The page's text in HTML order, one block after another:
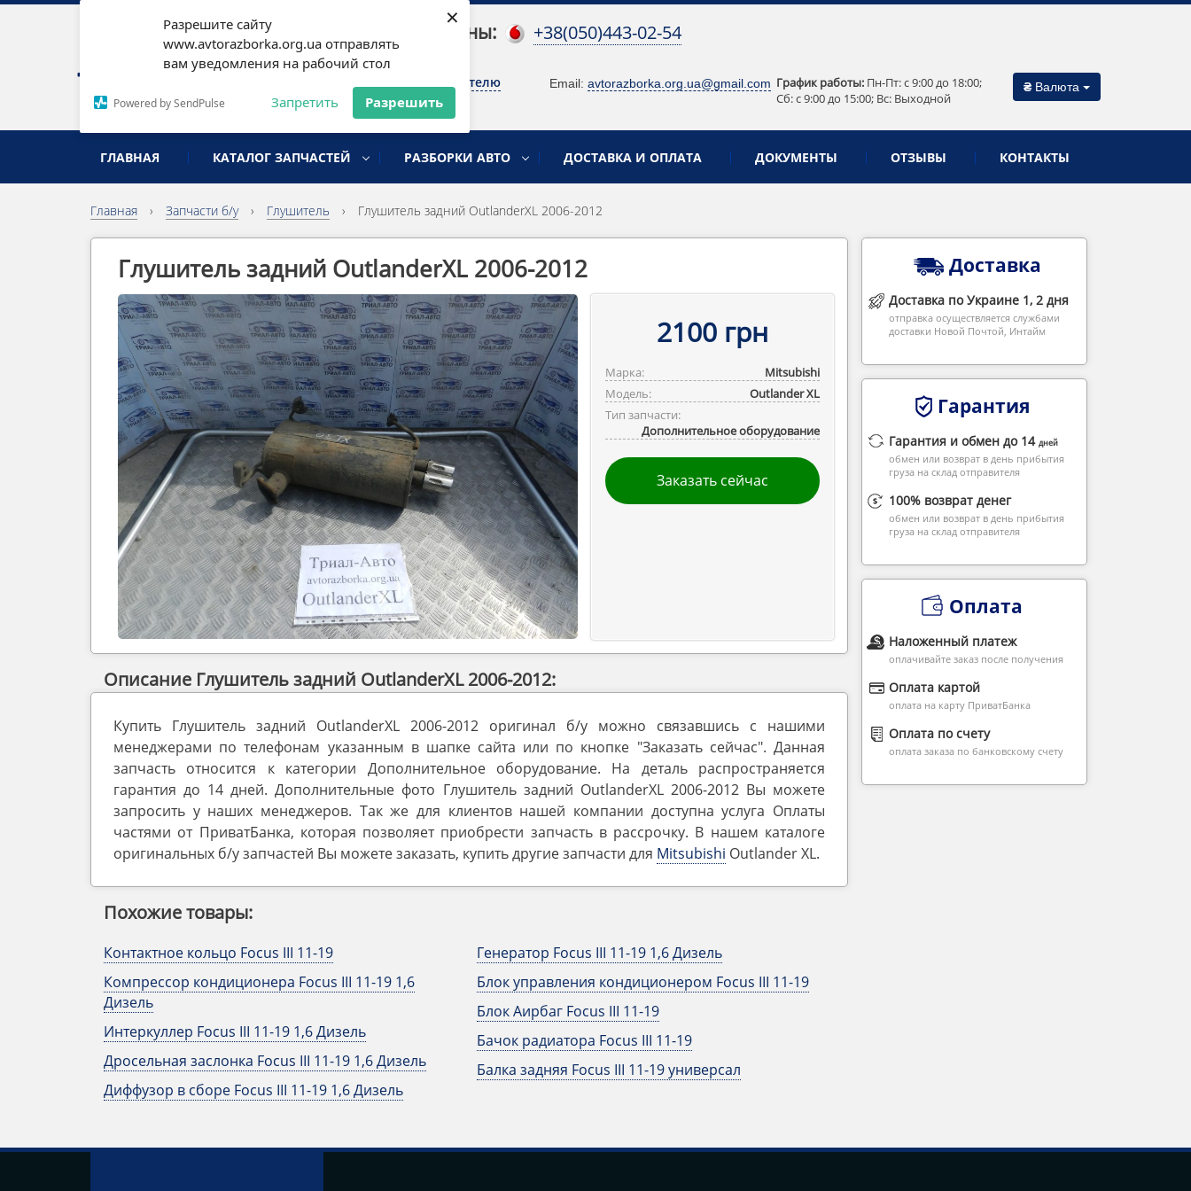
Разрешите сайту
www.avtorazborka.org.ua отправлять
вам уведомления на рабочий стол
Powered by SendPulse Запретить Разрешить
×
разборка иномарок
Наши телефоны: +38(050)443-02-54
Письмо руководителю Email: avtorazborka.org.ua@gmail.com График работы: Пн-Пт: c 9:00 до 18:00;
Сб: c 9:00 до 15:00; Вс: Выходной
₴ Валюта
ГЛАВНАЯ КАТАЛОГ ЗАПЧАСТЕЙ РАЗБОРКИ АВТО ДОСТАВКА И ОПЛАТА ДОКУМЕНТЫ ОТЗЫВЫ КОНТАКТЫ
Главная › Запчасти б/у › Глушитель › Глушитель задний OutlanderXL 2006-2012
Глушитель задний OutlanderXL 2006-2012
2100 грн
Марка:
Mitsubishi
Модель:
Outlander ‎XL
Тип запчасти:
Дополнительное оборудование
Заказать сейчас
Описание Глушитель задний OutlanderXL 2006-2012:
Купить Глушитель задний OutlanderXL 2006-2012 оригинал б/у можно связавшись с нашими
менеджерами по телефонам указанным в шапке сайта или по кнопке "Заказать сейчас". Данная
запчасть относится к категории Дополнительное оборудование. На деталь распространяется
гарантия до 14 дней. Дополнительные фото Глушитель задний OutlanderXL 2006-2012 Вы можете
запросить у наших менеджеров. Так же для клиентов нашей компании доступна услуга Оплаты
частями от ПриватБанка, которая позволяет приобрести запчасть в рассрочку. В нашем каталоге
оригинальных б/у запчастей Вы можете заказать, купить другие запчасти для Mitsubishi Outlander ‎XL.
Похожие товары:
Контактное кольцо Focus III 11-19
Компрессор кондиционера Focus III 11-19 1,6
Дизель
Интеркуллер Focus III 11-19 1,6 Дизель
Дросельная заслонка Focus III 11-19 1,6 Дизель
Диффузор в сборе Focus III 11-19 1,6 Дизель
Генератор Focus III 11-19 1,6 Дизель
Блок управления кондиционером Focus III 11-19
Блок Аирбаг Focus III 11-19
Бачок радиатора Focus III 11-19
Балка задняя Focus III 11-19 универсал
Доставка
Доставка по Украине 1, 2 дня
отправка осуществляется службами
доставки Новой Почтой, Интайм
Гарантия
Гарантия и обмен до 14 дней
обмен или возврат в день прибытия
груза на склад отправителя
100% возврат денег
обмен или возврат в день прибытия
груза на склад отправителя
Оплата
Наложенный платеж
оплачивайте заказ после получения
Оплата картой
оплата на карту ПриватБанка
Оплата по счету
оплата заказа по банковскому счету